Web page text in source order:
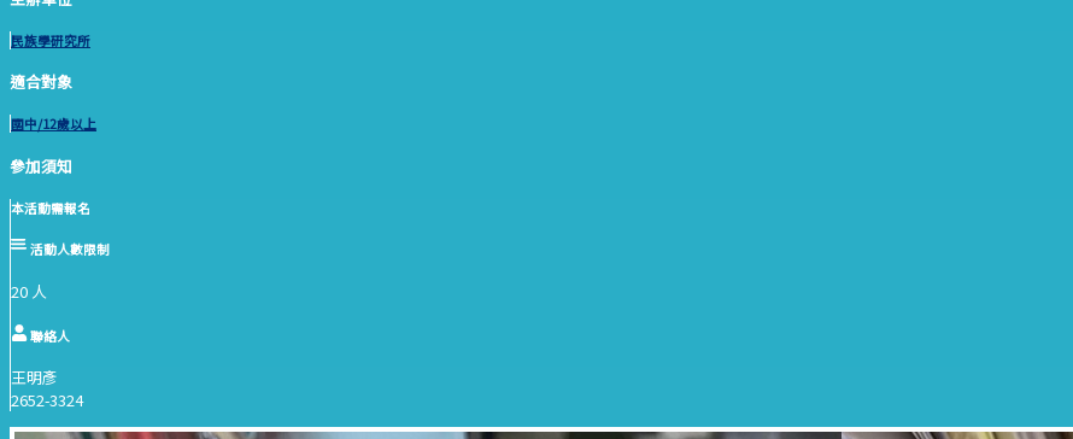
民族學研究所
適合對象
國中/12歲以上
參加須知
本活動需報名
活動人數限制
20 人
聯絡人
王明彥
2652-3324